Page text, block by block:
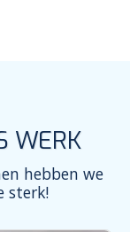
WERK
hebben we
sterk!